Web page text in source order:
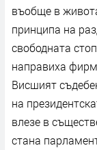
въобще в
принципа на
свободната
направиха
Висшият
на
влезе в
стана